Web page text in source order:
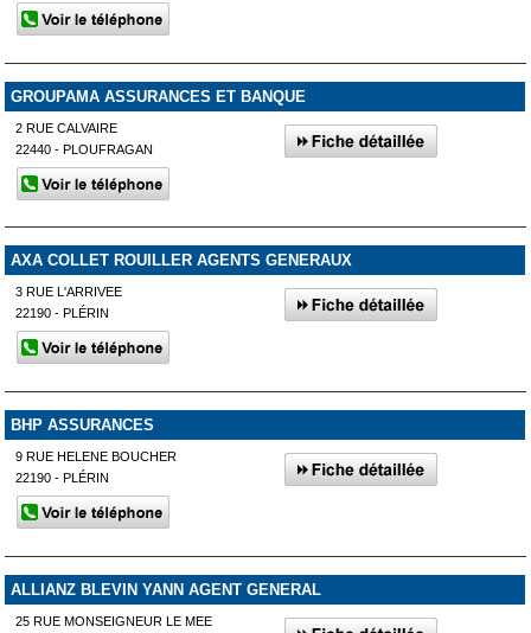
GROUPAMA ASSURANCES ET BANQUE
2 RUE CALVAIRE
22440 - PLOUFRAGAN
AXA COLLET ROUILLER AGENTS GENERAUX
3 RUE L'ARRIVEE
22190 - PLÉRIN
BHP ASSURANCES
9 RUE HELENE BOUCHER
22190 - PLÉRIN
ALLIANZ BLEVIN YANN AGENT GENERAL
25 RUE MONSEIGNEUR LE MEE